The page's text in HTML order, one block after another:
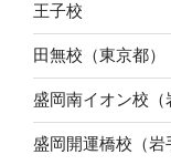
王子校
田無校（東京都）
盛岡南イオン校（
盛岡開運橋校（岩